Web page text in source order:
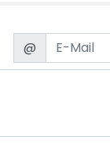
Email
@